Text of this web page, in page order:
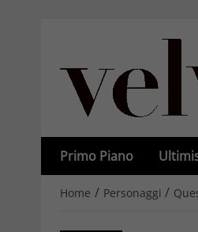
Primo Piano
Home / Personaggi /